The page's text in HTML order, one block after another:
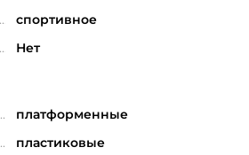
спортивное
Нет
платформенные
пластиковые